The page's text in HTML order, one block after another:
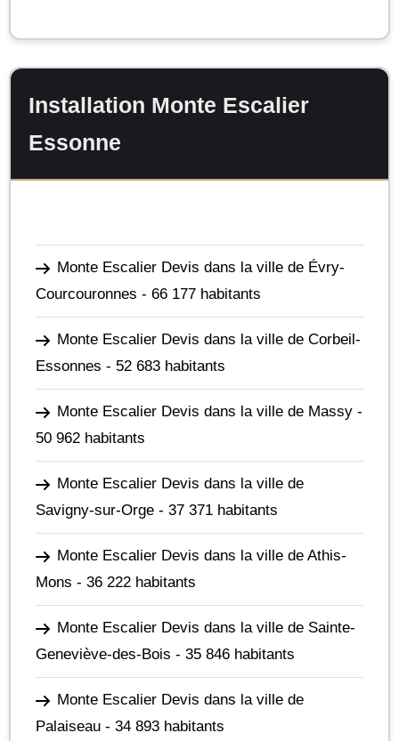
Installation Monte Escalier
Essonne
Monte Escalier Devis dans la ville de Évry-
Courcouronnes - 66 177 habitants
Monte Escalier Devis dans la ville de Corbeil-
Essonnes - 52 683 habitants
Monte Escalier Devis dans la ville de Massy -
50 962 habitants
Monte Escalier Devis dans la ville de
Savigny-sur-Orge - 37 371 habitants
Monte Escalier Devis dans la ville de Athis-
Mons - 36 222 habitants
Monte Escalier Devis dans la ville de Sainte-
Geneviève-des-Bois - 35 846 habitants
Monte Escalier Devis dans la ville de
Palaiseau - 34 893 habitants